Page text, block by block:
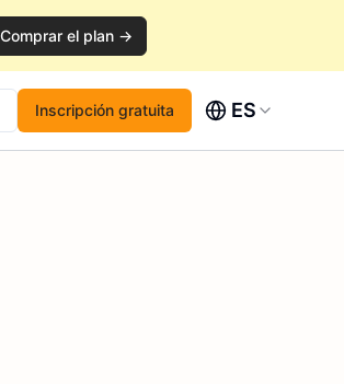
Comprar el plan →
Inscripción gratuita ES